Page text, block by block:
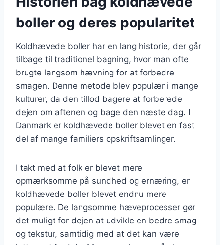
boller og deres popularitet
Koldhævede boller har en lang historie, der går
tilbage til traditionel bagning, hvor man ofte
brugte langsom hævning for at forbedre
smagen. Denne metode blev populær i mange
kulturer, da den tillod bagere at forberede
dejen om aftenen og bage den næste dag. I
Danmark er koldhævede boller blevet en fast
del af mange familiers opskriftsamlinger.
I takt med at folk er blevet mere
opmærksomme på sundhed og ernæring, er
koldhævede boller blevet endnu mere
populære. De langsomme hæveprocesser gør
det muligt for dejen at udvikle en bedre smag
og tekstur, samtidig med at det kan være